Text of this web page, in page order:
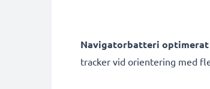
Navigatorbatteri optimerat
tracker vid orientering med